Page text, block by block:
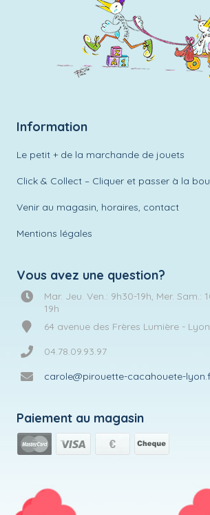
Information
Le petit + de la marchande de jouets
Click & Collect – Cliquer et passer à la
Venir au magasin, horaires, contact
Mentions légales
Vous avez une question?
Mar. Jeu. Ven.: 9h30-19h, Mer. Sam.:
19h
64 avenue des Frères Lumière -
04.78.09.93.97
carole@pirouette-cacahouete-
Paiement au magasin